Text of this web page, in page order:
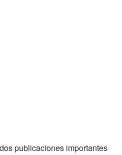
publicaciones importantes